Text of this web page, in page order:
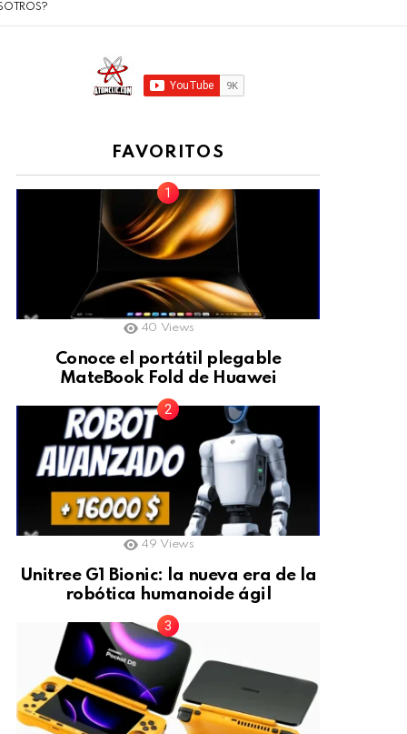
FAVORITOS
40 Views
Conoce el portátil plegable
MateBook Fold de Huawei
49 Views
Unitree G1 Bionic: la nueva era de la
robótica humanoide ágil